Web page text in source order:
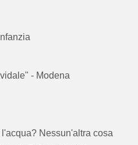
- Modena
Nessun'altra cosa